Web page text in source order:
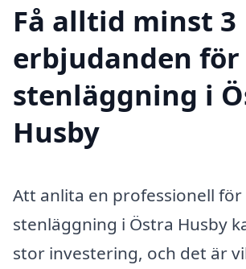
Få alltid minst 3
erbjudanden för
stenläggning i
Husby
Att anlita en professionell för
stenläggning i Östra Husby
stor investering, och det är